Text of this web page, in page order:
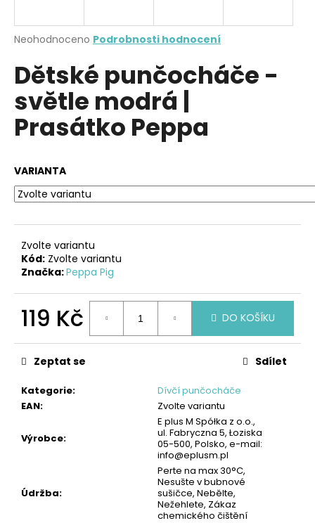
Průměrné
produktu
je
z
5
hvězdiček.
Neohodnoceno Podrobnosti hodnocení
Dětské punčocháče -
světle modrá |
Prasátko Peppa
VARIANTA
Zvolte variantu
Kód: Zvolte variantu
Značka:Peppa Pig
119 Kč
cena:
DO KOŠÍKU
Kategorie:
Dívčí punčocháče
EAN: Zvolte variantu
Výrobce:
E plus M Spółka z o.o.,
ul. Fabryczna 5, Łoziska
05-500, Polsko, e-mail:
info@eplusm.pl
Údržba:
Perte na max 30°C,
Nesušte v bubnové
sušičce, Nebělte,
Nežehlete, Zákaz
chemického čištění
Zeptat se Sdílet
j
t
?
D
o
p
o
č
j
e
e
PÁNSKÉ
BOXERKY,
ČERNÁ